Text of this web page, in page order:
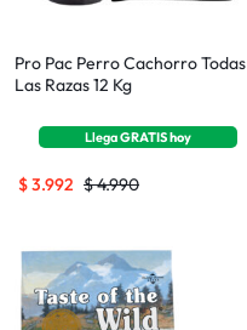
Pro Pac Perro Cachorro Todas
Las Razas 12 Kg
LlegaGRATIShoy
$4.990
$3.992